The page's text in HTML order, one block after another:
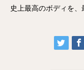
史上最高のボディを